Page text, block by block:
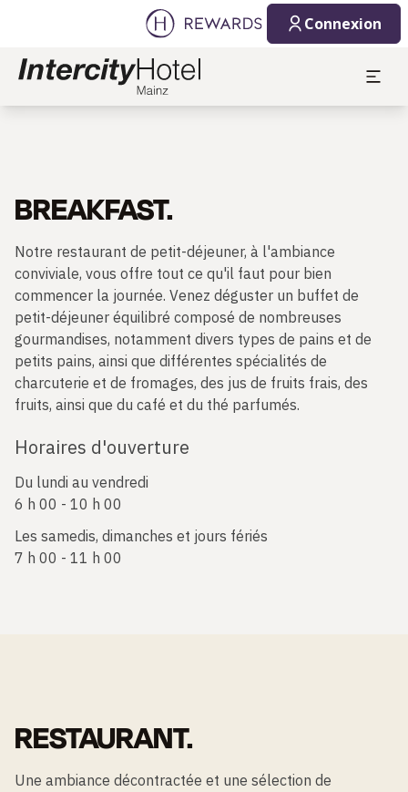
Connexion
BREAKFAST.
Notre restaurant de petit-déjeuner, à l'ambiance
conviviale, vous offre tout ce qu'il faut pour bien
commencer la journée. Venez déguster un buffet de
petit-déjeuner équilibré composé de nombreuses
gourmandises, notamment divers types de pains et de
petits pains, ainsi que différentes spécialités de
charcuterie et de fromages, des jus de fruits frais, des
fruits, ainsi que du café et du thé parfumés.
Horaires d'ouverture
Du lundi au vendredi
6 h 00 - 10 h 00
Les samedis, dimanches et jours fériés
7 h 00 - 11 h 00
RESTAURANT.
Une ambiance décontractée et une sélection de